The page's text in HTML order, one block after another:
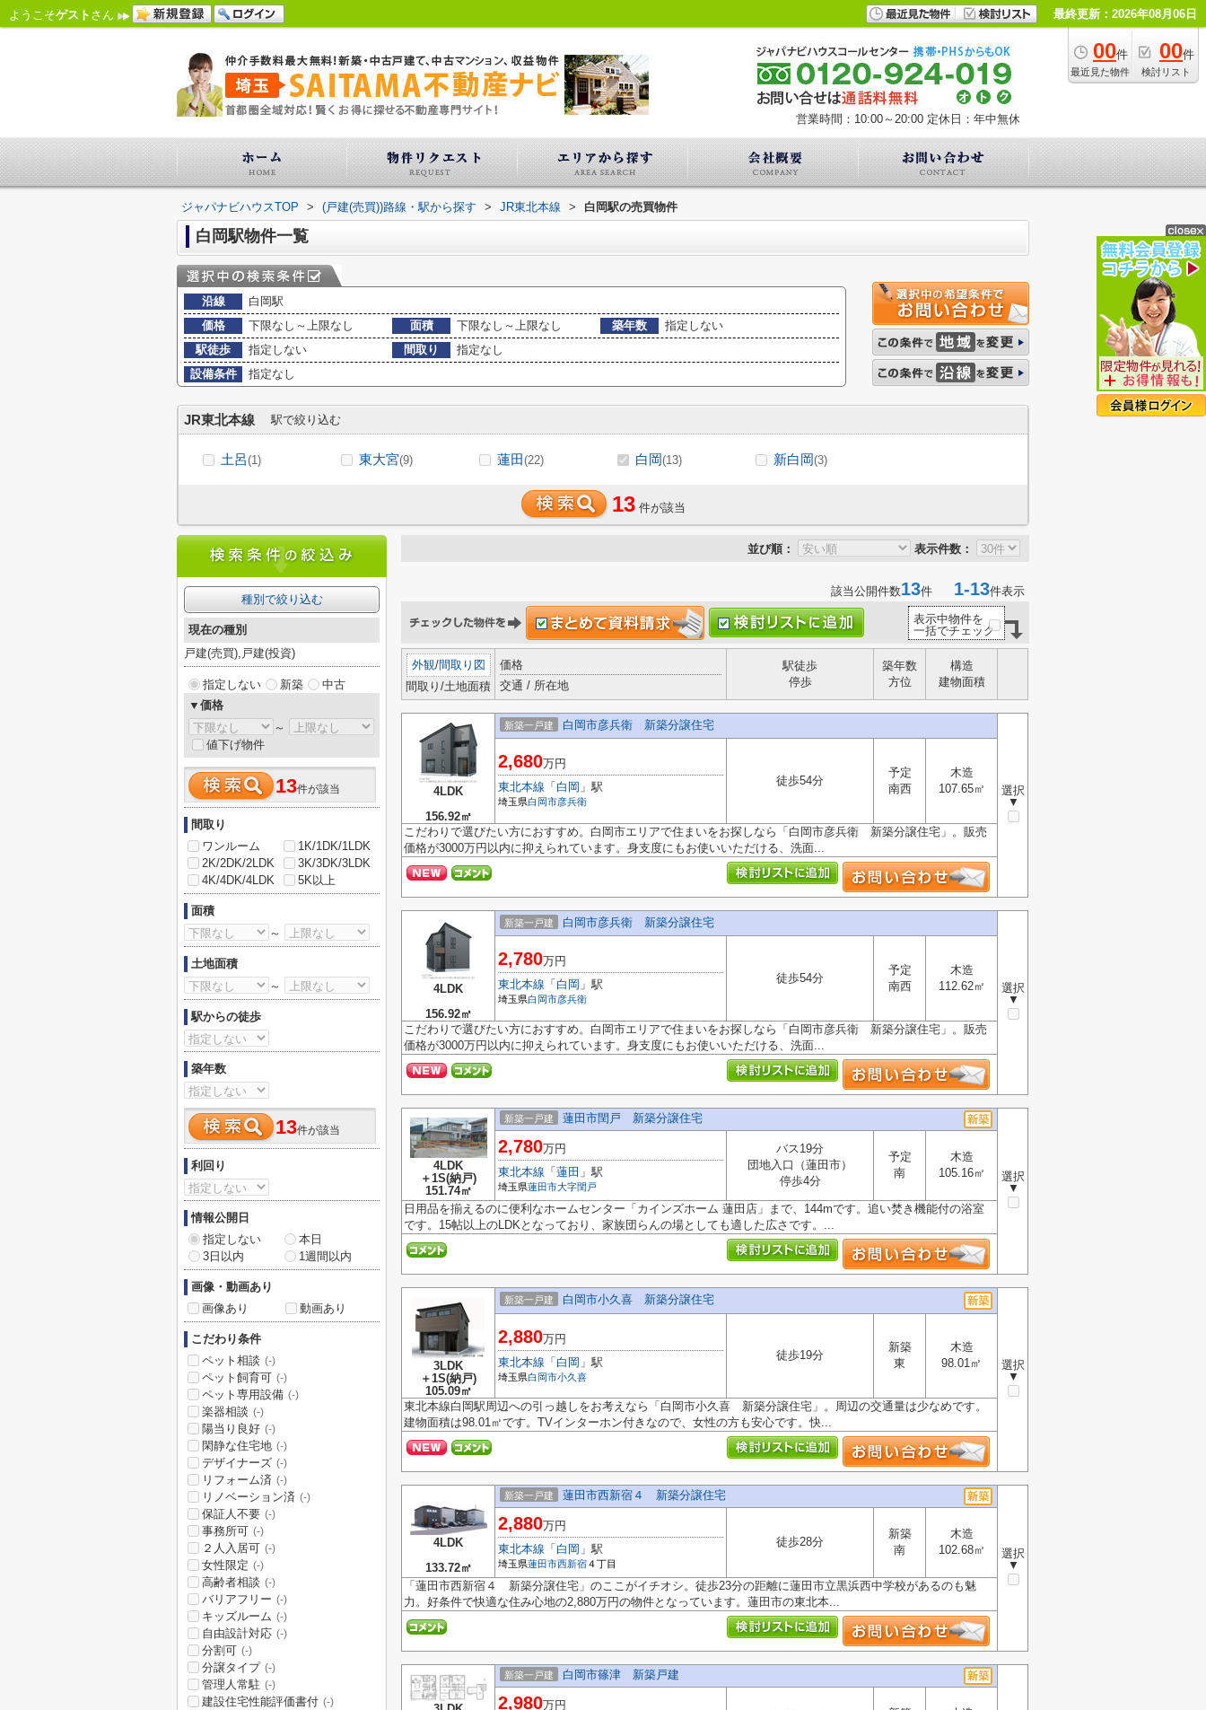
ようこそゲスト さん 最終更新：2026年08月06日
00件
最近見た物件
00件
検討リスト
営業時間：10:00～20:00 定休日：年中無休
ジャパナビハウスTOP > (戸建(売買))路線・駅から探す > JR東北本線 > 白岡駅の売買物件
白岡駅物件一覧
沿線
白岡駅
価格
下限なし～上限なし 面積 下限なし～上限なし 築年数
指定しない
駅徒歩
指定しない 間取り
指定なし
設備条件
指定なし
JR東北本線 駅で絞り込む
土呂(1) 東大宮(9) 蓮田(22) 白岡(13) 新白岡(3)
13 件が該当
並び順： 表示件数：
該当公開件数13件 1-13件表示
表示中物件を
一括でチェック
外観/間取り図
間取り/土地面積
価格
交通 / 所在地
駅徒歩
停歩
築年数
方位
構造
建物面積
4LDK
156.92㎡
新築一戸建 白岡市彦兵衛 新築分譲住宅
選択
▼
2,680万円
東北本線 「 白岡 」駅
埼玉県白岡市彦兵衛
徒歩54分
予定
南西
木造
107.65㎡
こだわりで選びたい方におすすめ。白岡市エリアで住まいをお探しなら「白岡市彦兵衛 新築分譲住宅」。販売
価格が3000万円以内に抑えられています。身支度にもお使いいただける、洗面...
4LDK
156.92㎡
新築一戸建 白岡市彦兵衛 新築分譲住宅
選択
▼
2,780万円
東北本線 「 白岡 」駅
埼玉県白岡市彦兵衛
徒歩54分
予定
南西
木造
112.62㎡
こだわりで選びたい方におすすめ。白岡市エリアで住まいをお探しなら「白岡市彦兵衛 新築分譲住宅」。販売
価格が3000万円以内に抑えられています。身支度にもお使いいただける、洗面...
4LDK
＋1S(納戸)
151.74㎡
新築一戸建 蓮田市閏戸 新築分譲住宅
選択
▼
2,780万円
東北本線 「 蓮田 」駅
埼玉県蓮田市大字閏戸
バス19分
団地入口（蓮田市）
停歩4分
予定
南
木造
105.16㎡
日用品を揃えるのに便利なホームセンター「カインズホーム 蓮田店」まで、144mです。追い焚き機能付の浴室
です。15帖以上のLDKとなっており、家族団らんの場としても適した広さです。...
3LDK
＋1S(納戸)
105.09㎡
新築一戸建 白岡市小久喜 新築分譲住宅
選択
▼
2,880万円
東北本線 「 白岡 」駅
埼玉県白岡市小久喜
徒歩19分
新築
東
木造
98.01㎡
東北本線白岡駅周辺への引っ越しをお考えなら「白岡市小久喜 新築分譲住宅」。周辺の交通量は少なめです。
建物面積は98.01㎡です。TVインターホン付きなので、女性の方も安心です。快...
4LDK
133.72㎡
新築一戸建 蓮田市西新宿４ 新築分譲住宅
選択
▼
2,880万円
東北本線 「 白岡 」駅
埼玉県蓮田市西新宿４丁目
徒歩28分
新築
南
木造
102.68㎡
「蓮田市西新宿４ 新築分譲住宅」のここがイチオシ。徒歩23分の距離に蓮田市立黒浜西中学校があるのも魅
力。好条件で快適な住み心地の2,880万円の物件となっています。蓮田市の東北本...
新築一戸建 白岡市篠津 新築戸建
2,980万円
種別で絞り込む
現在の種別
戸建(売買),戸建(投資)
指定しない 新築
中古
▼価格
～
値下げ物件
13件が該当
間取り
ワンルーム
1K/1DK/1LDK
2K/2DK/2LDK
3K/3DK/3LDK
4K/4DK/4LDK
5K以上
面積
～
土地面積
～
駅からの徒歩
築年数
13件が該当
利回り
情報公開日
指定しない
本日
3日以内
1週間以内
画像・動画あり
画像あり
動画あり
こだわり条件
ペット相談 (-)
ペット飼育可 (-)
ペット専用設備 (-)
楽器相談 (-)
陽当り良好 (-)
閑静な住宅地 (-)
デザイナーズ (-)
リフォーム済 (-)
リノベーション済 (-)
保証人不要 (-)
事務所可 (-)
２人入居可 (-)
女性限定 (-)
高齢者相談 (-)
バリアフリー (-)
キッズルーム (-)
自由設計対応 (-)
分割可 (-)
分譲タイプ (-)
管理人常駐 (-)
建設住宅性能評価書付 (-)